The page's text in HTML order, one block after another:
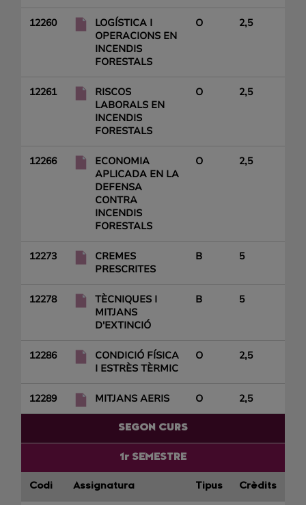
12260
LOGÍSTICA I
OPERACIONS EN
INCENDIS
FORESTALS
O 2,5
12261
RISCOS
LABORALS EN
INCENDIS
FORESTALS
O 2,5
12266
ECONOMIA
APLICADA EN LA
DEFENSA
CONTRA
INCENDIS
FORESTALS
O 2,5
12273
CREMES
PRESCRITES
B 5
12278
TÈCNIQUES I
MITJANS
D'EXTINCIÓ
B 5
12286
CONDICIÓ FÍSICA
I ESTRÈS TÈRMIC
O 2,5
12289 MITJANS AERIS O 2,5
SEGON CURS
1r SEMESTRE
Codi Assignatura Tipus Crèdits